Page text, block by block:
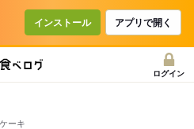
インストール アプリで開く
ログイン
ーキ